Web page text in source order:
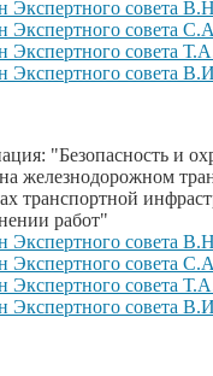
Экспертного совета
Экспертного совета
Экспертного совета
Экспертного совета
"Безопасность и
железнодорожном
транспортной
работ"
Экспертного совета
Экспертного совета
Экспертного совета
Экспертного совета